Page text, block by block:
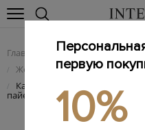
Главная Женщинам /
/ Женский трикотаж
/ Кардиган из хлопковой
пайетками
первую
10%